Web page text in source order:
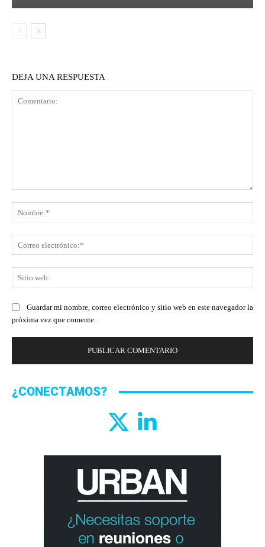
DEJA UNA RESPUESTA
Guardar mi nombre, correo electrónico y sitio web en este navegador la
próxima vez que comente.
¿CONECTAMOS?